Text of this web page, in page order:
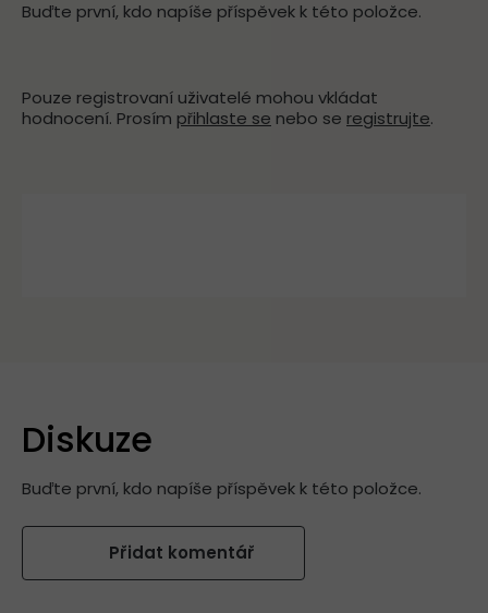
Buďte první, kdo napíše příspěvek k této položce.
Pouze registrovaní uživatelé mohou vkládat
hodnocení. Prosím přihlaste se nebo se registrujte.
Diskuze
Buďte první, kdo napíše příspěvek k této položce.
Přidat komentář